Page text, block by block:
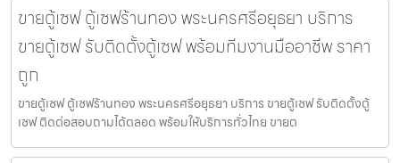
ขายตู้เซฟ ตู้เซฟร้านทอง พระนครศรีอยุธยา บริการ
ขายตู้เซฟ รับติดตั้งตู้เซฟ พร้อมทีมงานมืออาชีพ ราคา
ถูก
ขายตู้เซฟ ตู้เซฟร้านทอง พระนครศรีอยุธยา บริการ ขายตู้เซฟ รับติดตั้งตู้
เซฟ ติดต่อสอบถามได้ตลอด พร้อมให้บริการทั่วไทย ขายต